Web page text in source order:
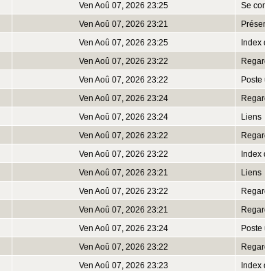
Ven Aoû 07, 2026 23:25
Se
Ven Aoû 07, 2026 23:21
Ven Aoû 07, 2026 23:25
Index
Ven Aoû 07, 2026 23:22
Ven Aoû 07, 2026 23:22
Poste
Ven Aoû 07, 2026 23:24
Ven Aoû 07, 2026 23:24
Liens
Ven Aoû 07, 2026 23:22
Ven Aoû 07, 2026 23:22
Index
Ven Aoû 07, 2026 23:21
Liens
Ven Aoû 07, 2026 23:22
Ven Aoû 07, 2026 23:21
Ven Aoû 07, 2026 23:24
Poste
Ven Aoû 07, 2026 23:22
Ven Aoû 07, 2026 23:23
Index